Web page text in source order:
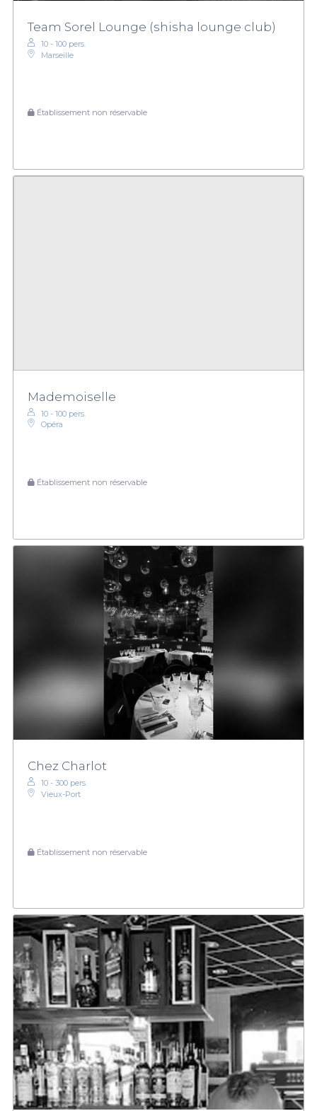
Team Sorel Lounge (shisha lounge club)
10 - 100 pers.
Marseille
Établissement non réservable
Mademoiselle
10 - 100 pers.
Opéra
Établissement non réservable
Chez Charlot
10 - 300 pers.
Vieux-Port
Établissement non réservable